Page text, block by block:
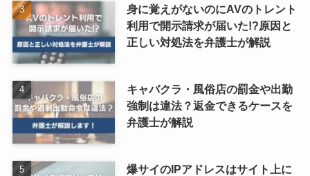
身に覚えがないのにAVのトレント
利用で開示請求が届いた!?原因と
正しい対処法を弁護士が解説
キャバクラ・風俗店の罰金や出勤
強制は違法？返金できるケースを
弁護士が解説
爆サイのIPアドレスはサイト上に